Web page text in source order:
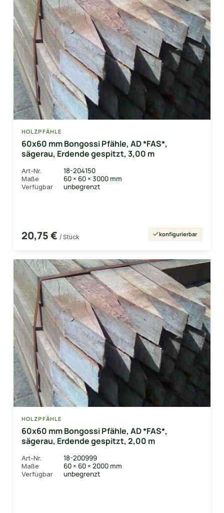
HOLZPFÄHLE
60x60 mm Bongossi Pfähle, AD *FAS*,
sägerau, Erdende gespitzt, 3,00 m
Art-Nr. 18-204150
Maße 60 × 60 × 3000 mm
Verfügbar unbegrenzt
20,75 € / Stück konfigurierbar
HOLZPFÄHLE
60x60 mm Bongossi Pfähle, AD *FAS*,
sägerau, Erdende gespitzt, 2,00 m
Art-Nr. 18-200999
Maße 60 × 60 × 2000 mm
Verfügbar unbegrenzt